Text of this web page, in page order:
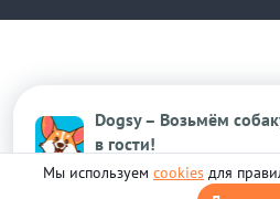
Dogsy – Возьмём
в гости!
Бесплатно в Google Play
Мы используем cookies для